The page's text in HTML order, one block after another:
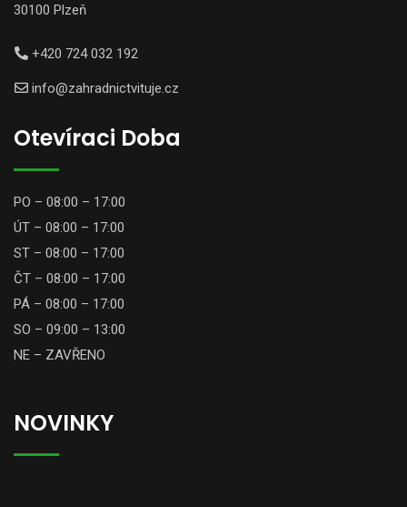
30100 Plzeň
+420 724 032 192
info@zahradnictvituje.cz
Otevíraci Doba
PO – 08:00 – 17:00
ÚT – 08:00 – 17:00
ST – 08:00 – 17:00
ČT – 08:00 – 17:00
PÁ – 08:00 – 17:00
SO – 09:00 – 13:00
NE – ZAVŘENO
NOVINKY